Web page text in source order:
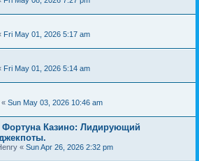
Fri May 01, 2026 5:17 am
Fri May 01, 2026 5:14 am
« Sun May 03, 2026 10:46 am
Фортуна Казино: Лидирующий
« Sun Apr 26, 2026 2:32 pm